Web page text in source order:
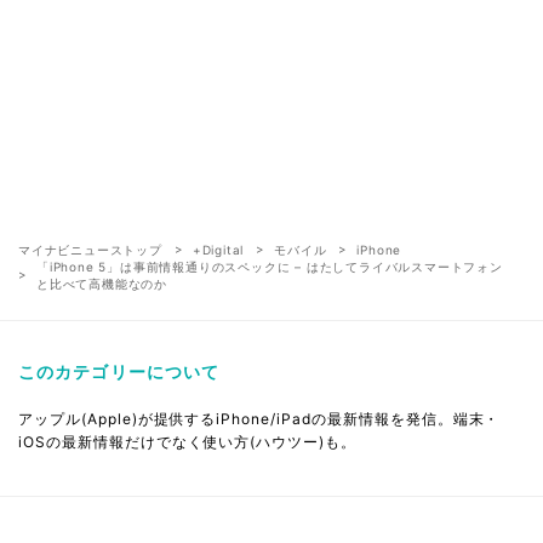
マイナビニューストップ +Digital モバイル
iPhone
「iPhone 5」は事前情報通りのスペックに – はたしてライバルスマートフォン
と比べて高機能なのか
このカテゴリーについて
アップル(Apple)が提供するiPhone/iPadの最新情報を発信。端末・
iOSの最新情報だけでなく使い方(ハウツー)も。